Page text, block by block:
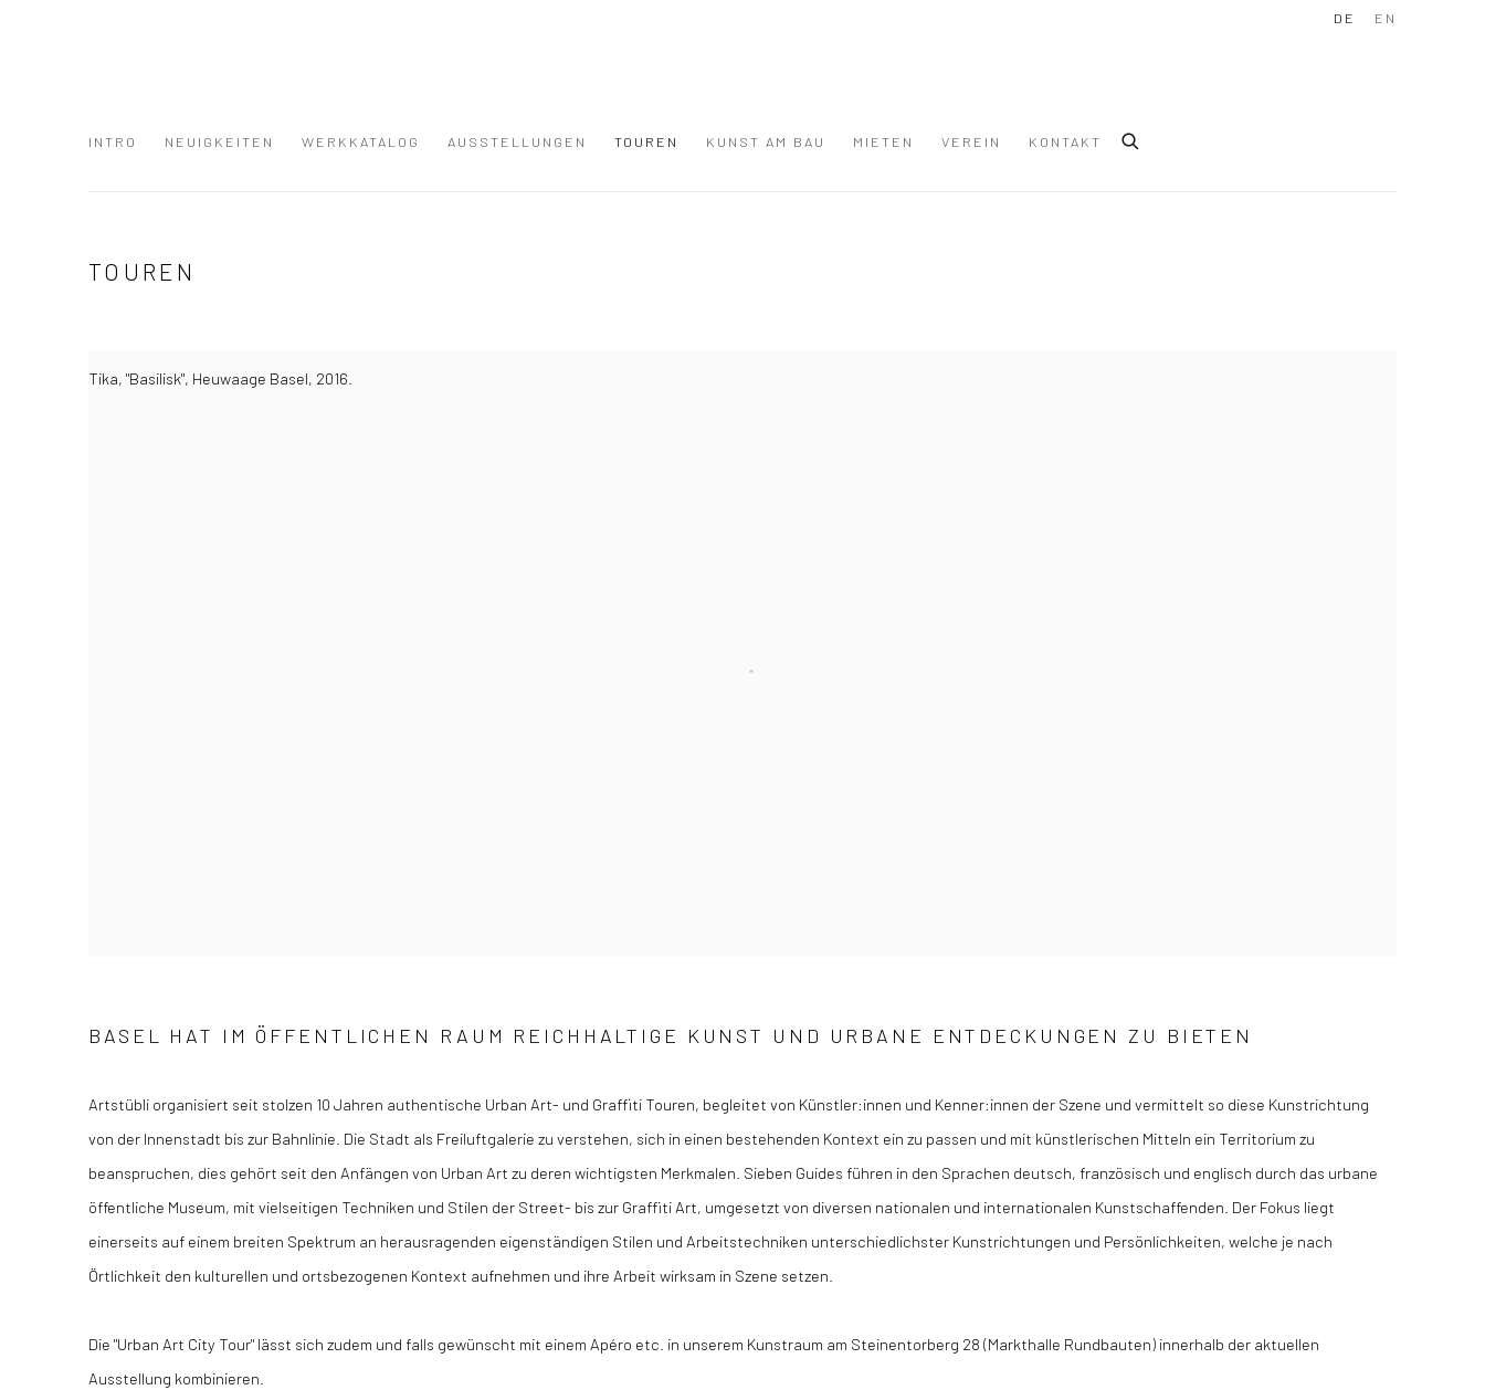
INTRO NEUIGKEITEN WERKKATALOG AUSSTELLUNGEN TOUREN KUNST AM BAU MIETEN VEREIN KONTAKT
DE EN
TOUREN
Tika, "Basilisk", Heuwaage Basel, 2016.
BASEL HAT IM ÖFFENTLICHEN RAUM REICHHALTIGE KUNST UND URBANE ENTDECKUNGEN ZU BIETEN
Artstübli organisiert seit stolzen 10 Jahren authentische Urban Art- und Graffiti Touren, begleitet von Künstler:innen und Kenner:innen der Szene und vermittelt so diese Kunstrichtung
von der Innenstadt bis zur Bahnlinie. Die Stadt als Freiluftgalerie zu verstehen, sich in einen bestehenden Kontext ein zu passen und mit künstlerischen Mitteln ein Territorium zu
beanspruchen, dies gehört seit den Anfängen von Urban Art zu deren wichtigsten Merkmalen. Sieben Guides führen in den Sprachen deutsch, französisch und englisch durch das urbane
öffentliche Museum, mit vielseitigen Techniken und Stilen der Street- bis zur Graffiti Art, umgesetzt von diversen nationalen und internationalen Kunstschaffenden. Der Fokus liegt
einerseits auf einem breiten Spektrum an herausragenden eigenständigen Stilen und Arbeitstechniken unterschiedlichster Kunstrichtungen und Persönlichkeiten, welche je nach
Örtlichkeit den kulturellen und ortsbezogenen Kontext aufnehmen und ihre Arbeit wirksam in Szene setzen.
Die "Urban Art City Tour" lässt sich zudem und falls gewünscht mit einem Apéro etc. in unserem Kunstraum am Steinentorberg 28 (Markthalle Rundbauten) innerhalb der aktuellen
Ausstellung kombinieren.